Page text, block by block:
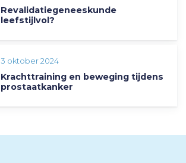
Revalidatiegeneeskunde
leefstijlvol?
3 oktober 2024
Krachttraining en beweging tijdens
prostaatkanker